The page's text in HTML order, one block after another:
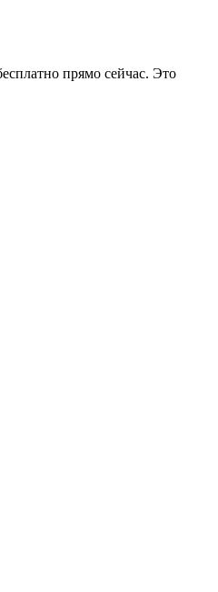
прямо сейчас. Это